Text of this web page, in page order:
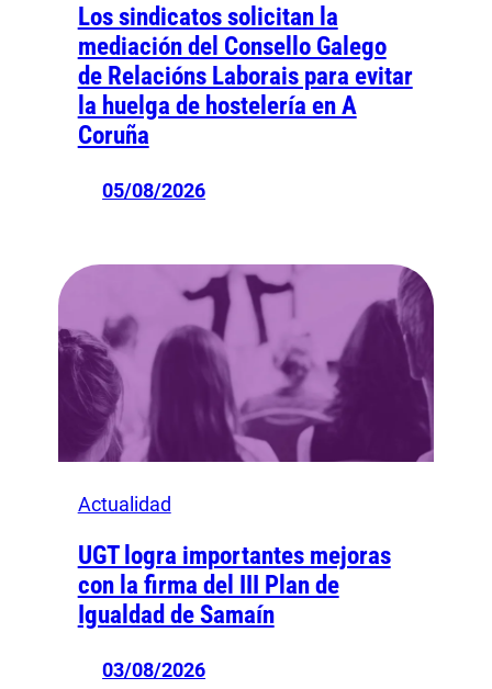
Los sindicatos solicitan la
mediación del Consello Galego
de Relacións Laborais para evitar
la huelga de hostelería en A
Coruña
05/08/2026
Actualidad
UGT logra importantes mejoras
con la firma del III Plan de
Igualdad de Samaín
03/08/2026